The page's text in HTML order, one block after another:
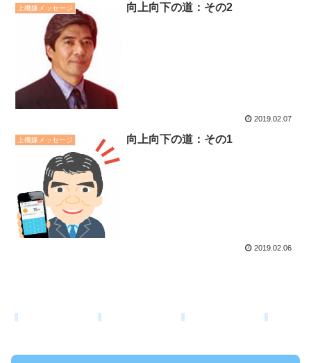
上機嫌メッセージ 向上向下の道：その2
2019.02.07
上機嫌メッセージ 向上向下の道：その1
2019.02.06